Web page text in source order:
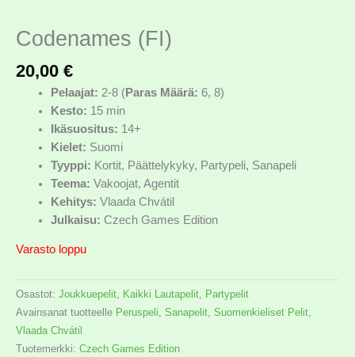
Codenames (FI)
20,00 €
Pelaajat: 2-8 (Paras Määrä: 6, 8)
Kesto: 15 min
Ikäsuositus: 14+
Kielet: Suomi
Tyyppi: Kortit, Päättelykyky, Partypeli, Sanapeli
Teema: Vakoojat, Agentit
Kehitys: Vlaada Chvátil
Julkaisu: Czech Games Edition
Varasto loppu
Osastot: Joukkuepelit, Kaikki Lautapelit, Partypelit
Avainsanat tuotteelle Peruspeli, Sanapelit, Suomenkieliset Pelit,
Vlaada Chvátil
Tuotemerkki: Czech Games Edition